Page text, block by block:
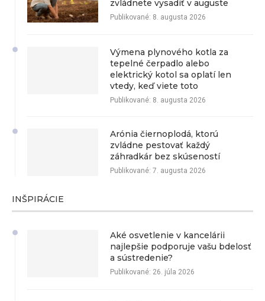
zvládnete vysadiť v auguste
Publikované: 8. augusta 2026
Výmena plynového kotla za
tepelné čerpadlo alebo
elektrický kotol sa oplatí len
vtedy, keď viete toto
Publikované: 8. augusta 2026
Arónia čiernoplodá, ktorú
zvládne pestovať každý
záhradkár bez skúseností
Publikované: 7. augusta 2026
INŠPIRÁCIE
Aké osvetlenie v kancelárii
najlepšie podporuje vašu bdelosť
a sústredenie?
Publikované: 26. júla 2026